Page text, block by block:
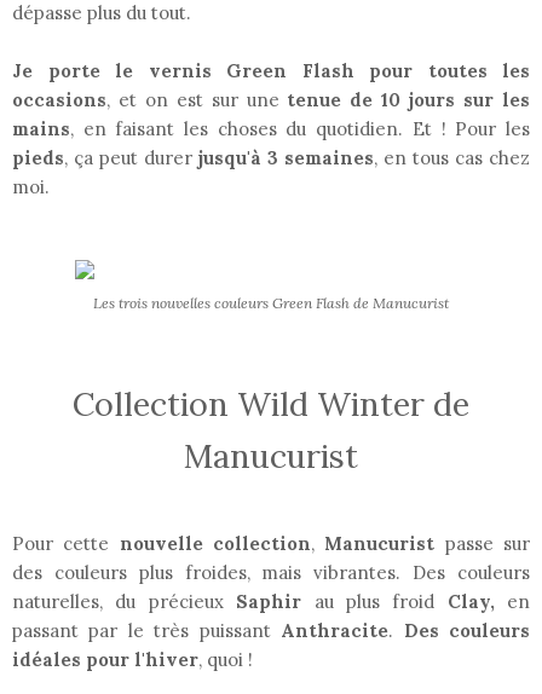
dépasse plus du tout.
Je porte le vernis Green Flash pour toutes les
occasions, et on est sur une tenue de 10 jours sur les
mains, en faisant les choses du quotidien. Et ! Pour les
pieds, ça peut durer jusqu'à 3 semaines, en tous cas chez
moi.
Les trois nouvelles couleurs Green Flash de Manucurist
Collection Wild Winter de
Manucurist
Pour cette nouvelle collection, Manucurist passe sur
des couleurs plus froides, mais vibrantes. Des couleurs
naturelles, du précieux Saphir au plus froid Clay, en
passant par le très puissant Anthracite. Des couleurs
idéales pour l'hiver, quoi !